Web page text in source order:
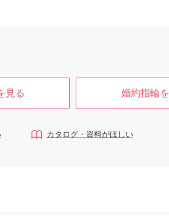
見る 婚約指輪
カタログ・資料がほしい